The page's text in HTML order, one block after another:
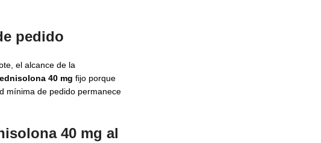
pedido
el alcance de la
40 mg fijo porque
mínima de pedido permanece
40 mg al